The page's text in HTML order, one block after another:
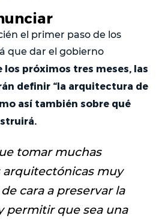
el primer paso de los
que dar el gobierno
los próximos tres meses, las
definir “la arquitectura de
así también sobre qué
tomar muchas
arquitectónicas muy
cara a preservar la
permitir que sea una